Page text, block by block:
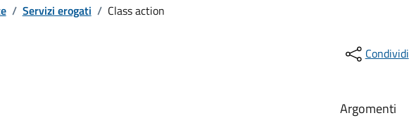
/ Servizi erogati / Class action
Condividi
Argomenti